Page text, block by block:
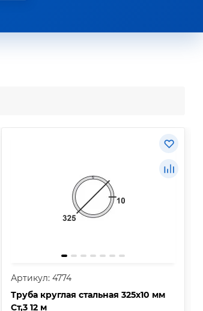
Артикул: 4774
Труба круглая стальная 325х10 мм
Ст,3 12 м